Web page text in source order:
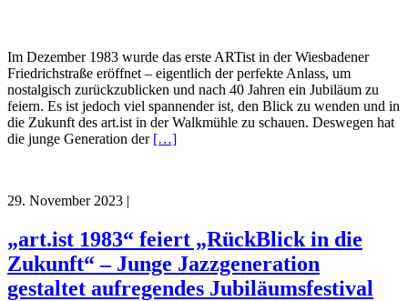
Im Dezember 1983 wurde das erste ARTist in der Wiesbadener
Friedrichstraße eröffnet – eigentlich der perfekte Anlass, um
nostalgisch zurückzublicken und nach 40 Jahren ein Jubiläum zu
feiern. Es ist jedoch viel spannender ist, den Blick zu wenden und in
die Zukunft des art.ist in der Walkmühle zu schauen. Deswegen hat
die junge Generation der […]
29. November 2023 |
„art.ist 1983“ feiert „RückBlick in die
Zukunft“ – Junge Jazzgeneration
gestaltet aufregendes Jubiläumsfestival